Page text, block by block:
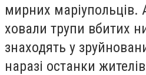
мирних маріупольців.
ховали трупи вбитих
знаходять у
наразі останки